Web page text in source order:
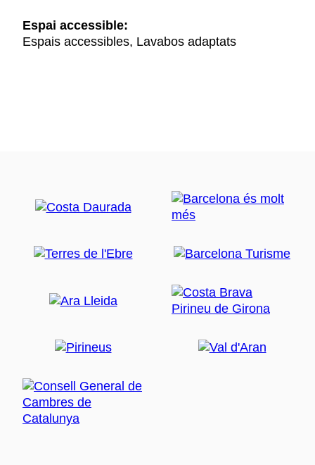
Espai accessible:
Espais accessibles, Lavabos adaptats